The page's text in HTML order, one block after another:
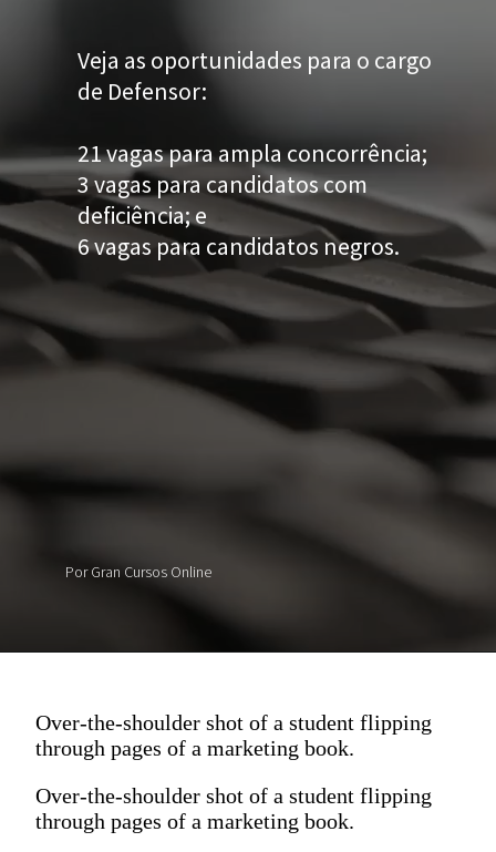
Veja as oportunidades para o cargo
de Defensor:
21 vagas para ampla concorrência;
3 vagas para candidatos com
deficiência; e
6 vagas para candidatos negros.
Por Gran Cursos Online
Over-the-shoulder shot of a student flipping
through pages of a marketing book.
Over-the-shoulder shot of a student flipping
through pages of a marketing book.